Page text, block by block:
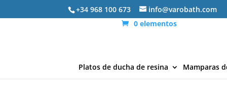
+34 968 100 673 info@varobath.com
0 elementos
Platos de ducha de resina Mamparas